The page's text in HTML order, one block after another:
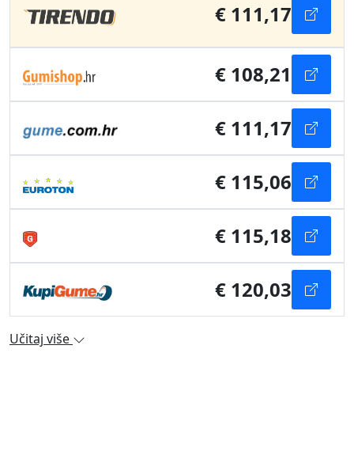
€ 111,17
€ 108,21
€ 111,17
€ 115,06
€ 115,18
€ 120,03
Učitaj više